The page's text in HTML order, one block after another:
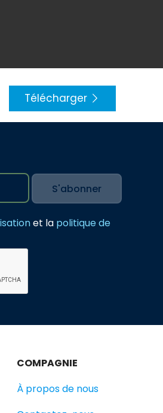
Télécharger
et la politique de
COMPAGNIE
À propos de nous